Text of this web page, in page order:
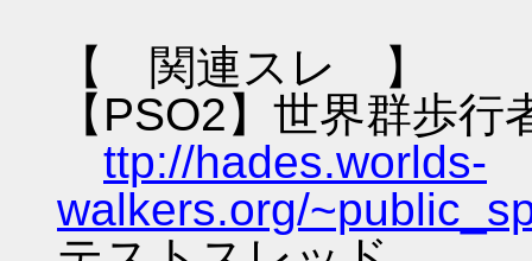
【 関連スレ 】
【PSO2】世界群歩
ttp://hades.worlds-
walkers.org/